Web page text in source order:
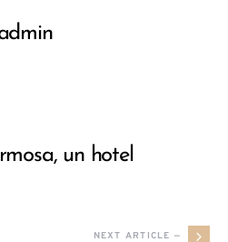
un hotel
NEXT ARTICLE —